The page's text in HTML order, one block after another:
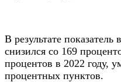
В результате показатель
снизился со 169
процентов в 2022 году,
процентных пунктов.